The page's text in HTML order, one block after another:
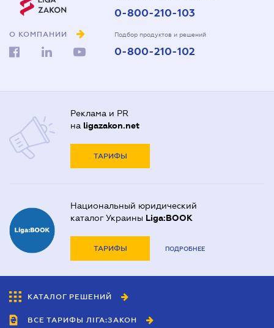
О КОМПАНИИ
0-800-210-103
Подбор продуктов и решений
0-800-210-102
Реклама и PR
на ligazakon.net
ТАРИФЫ
Национальный юридический
каталог Украины Liga:BOOK
ТАРИФЫ ПОДРОБНЕЕ
КАТАЛОГ РЕШЕНИЙ
ВСЕ ТАРИФЫ ЛІГА:ЗАКОН